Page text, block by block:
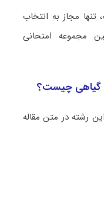
تنها مجاز به انتخاب
مجموعه امتحانی
گیاهی چیست؟
رشته در متن مقاله